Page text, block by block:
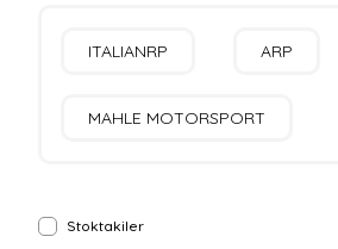
ITALIANRP ARP
MAHLE MOTORSPORT
Stoktakiler